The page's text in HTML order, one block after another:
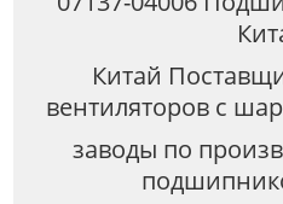
Китай
вентиляторов с
заводы по